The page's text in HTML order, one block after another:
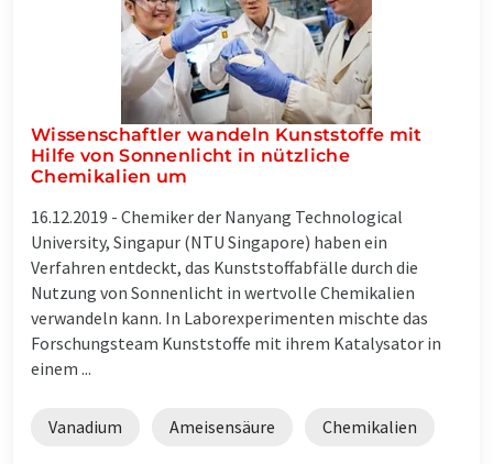
Wissenschaftler wandeln Kunststoffe mit
Hilfe von Sonnenlicht in nützliche
Chemikalien um
16.12.2019 - Chemiker der Nanyang Technological
University, Singapur (NTU Singapore) haben ein
Verfahren entdeckt, das Kunststoffabfälle durch die
Nutzung von Sonnenlicht in wertvolle Chemikalien
verwandeln kann. In Laborexperimenten mischte das
Forschungsteam Kunststoffe mit ihrem Katalysator in
einem ...
Vanadium Ameisensäure Chemikalien